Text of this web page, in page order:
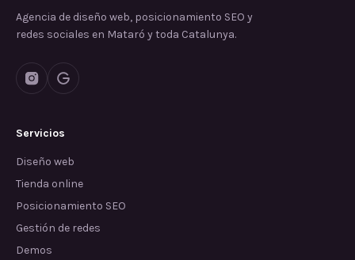
Agencia de diseño web, posicionamiento SEO y
redes sociales en Mataró y toda Catalunya.
Servicios
Diseño web
Tienda online
Posicionamiento SEO
Gestión de redes
Demos